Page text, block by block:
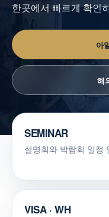
한곳에서 빠르게 확인
아
해
SEMINAR
설명회와 박람회 일정
VISA · WH